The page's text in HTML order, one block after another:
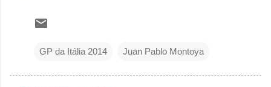
GP da Itália 2014 Juan Pablo Montoya